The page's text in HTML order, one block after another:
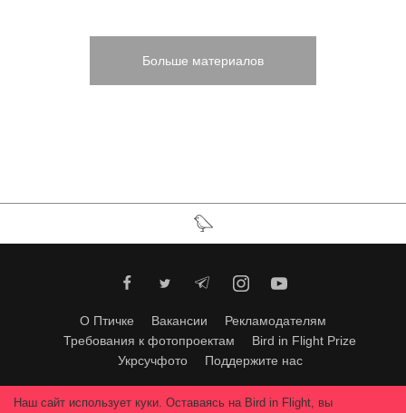
Больше материалов
О Птичке Вакансии
Рекламодателям
Требования к фотопроектам
Bird in Flight Prize
Укрсучфото
Поддержите нас
Любое использование материалов допускается только с согласия
Наш сайт использует куки. Оставаясь на Bird in Flight, вы